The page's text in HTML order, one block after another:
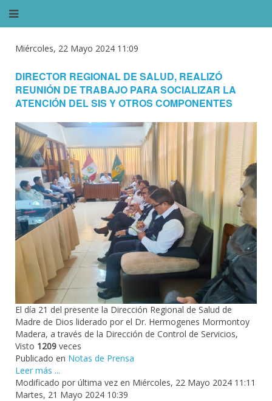
Miércoles, 22 Mayo 2024 11:09
DIRECTOR REGIONAL DE SALUD, REALIZÓ
REUNIÓN DE TRABAJO PARA SOCIALIZAR LA
ATENCIÓN DEL SIS Y OTROS COMPONENTES
El día 21 del presente la Dirección Regional de Salud de
Madre de Dios liderado por el Dr. Hermogenes Mormontoy
Madera, a través de la Dirección de Control de Servicios,
Visto 1209 veces
Publicado en Notas de Prensa
Leer más ...
Modificado por última vez en Miércoles, 22 Mayo 2024 11:11
Martes, 21 Mayo 2024 10:39